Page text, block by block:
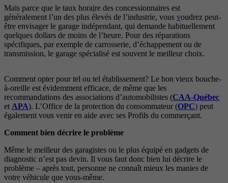
Mais parce que le taux horaire des concessionnaires est
généralement l’un des plus élevés de l’industrie, vous voudrez peut-
être envisager le garage indépendant, qui demande habituellement
quelques dollars de moins de l’heure. Pour des réparations
spécifiques, par exemple de carrosserie, d’échappement ou de
transmission, le garage spécialisé est souvent le meilleur choix.
Comment opter pour tel ou tel établissement? Le bon vieux bouche-
à-oreille est évidemment efficace, de même que les
recommandations des associations d’automobilistes (CAA-Québec
et APA). L’Office de la protection du consommateur (OPC) peut
également vous venir en aide avec ses Profils du commerçant.
Comment bien décrire le problème
Même le meilleur des garagistes ou le plus équipé en gadgets de
diagnostic n’est pas devin. Il vous faut donc bien lui décrire le
problème – après tout, personne ne connaît mieux les manies de
votre véhicule que vous-même.